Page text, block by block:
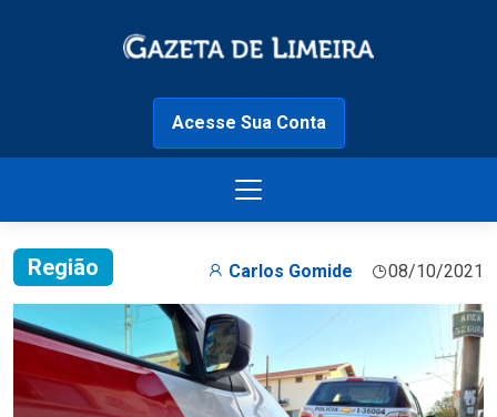
Acesse Sua Conta
Região Carlos Gomide 08/10/2021